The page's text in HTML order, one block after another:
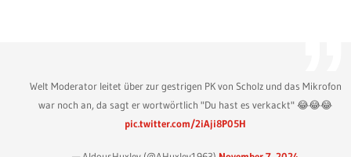
Welt Moderator leitet über zur gestrigen PK von Scholz und das Mikrofon
war noch an, da sagt er wortwörtlich "Du hast es verkackt" 😂😂😂
pic.twitter.com/2iAji8P05H